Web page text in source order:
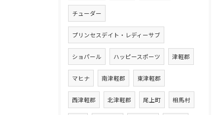
チューダー
プリンセスデイト・レディーサブ
ショパール ハッピースポーツ 津軽郡
マヒナ 南津軽郡 東津軽郡
西津軽郡 北津軽郡 尾上町 相馬村